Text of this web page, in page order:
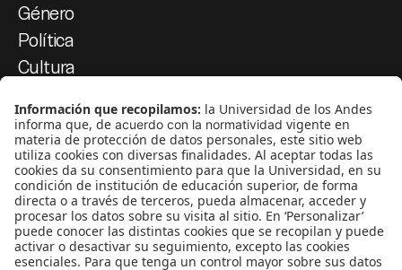
Género
Política
Cultura
Medios y periodismo
Ciudad
Movilización social
¿Quiénes somos?